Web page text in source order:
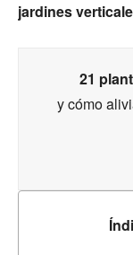
jardines
21
y cómo